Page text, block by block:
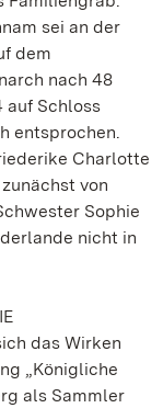
sei an der
dem
nach 48
auf Schloss
entsprochen.
Charlotte
von
Sophie
nicht in
das Wirken
„Königliche
als Sammler